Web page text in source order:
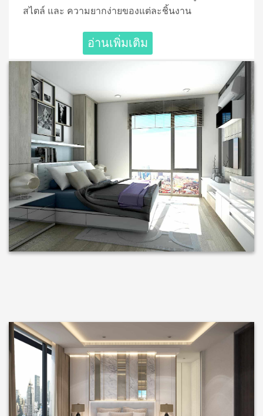
สไตล์ และ ความยากง่ายของแต่ละชิ้นงาน
อ่านเพิ่มเติม